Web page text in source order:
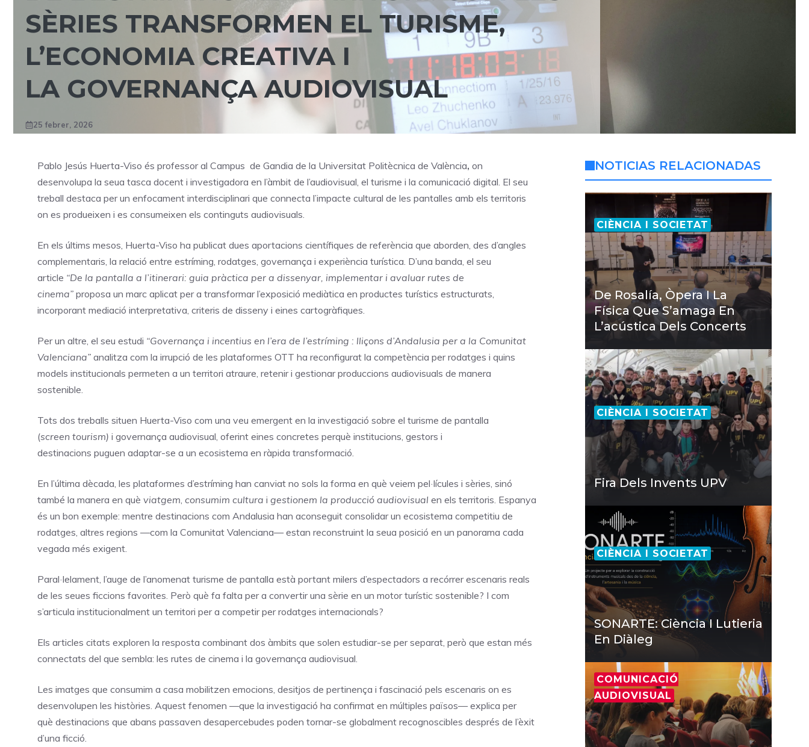
SÈRIES TRANSFORMEN EL TURISME,
L’ECONOMIA CREATIVA I
LA GOVERNANÇA AUDIOVISUAL
25 febrer, 2026
Pablo Jesús Huerta-Viso és professor al Campus de Gandia de la Universitat Politècnica de València, on
desenvolupa la seua tasca docent i investigadora en l’àmbit de l’audiovisual, el turisme i la comunicació digital. El seu
treball destaca per un enfocament interdisciplinari que connecta l’impacte cultural de les pantalles amb els territoris
on es produeixen i es consumeixen els continguts audiovisuals.
En els últims mesos, Huerta-Viso ha publicat dues aportacions científiques de referència que aborden, des d’angles
complementaris, la relació entre estríming, rodatges, governança i experiència turística. D’una banda, el seu
article “De la pantalla a l’itinerari: guia pràctica per a dissenyar, implementar i avaluar rutes de
cinema” proposa un marc aplicat per a transformar l’exposició mediàtica en productes turístics estructurats,
incorporant mediació interpretativa, criteris de disseny i eines cartogràfiques.
Per un altre, el seu estudi “Governança i incentius en l’era de l’estríming : lliçons d’Andalusia per a la Comunitat
Valenciana” analitza com la irrupció de les plataformes OTT ha reconfigurat la competència per rodatges i quins
models institucionals permeten a un territori atraure, retenir i gestionar produccions audiovisuals de manera
sostenible.
Tots dos treballs situen Huerta-Viso com una veu emergent en la investigació sobre el turisme de pantalla
(screen tourism) i governança audiovisual, oferint eines concretes perquè institucions, gestors i
destinacions puguen adaptar-se a un ecosistema en ràpida transformació.
En l’última dècada, les plataformes d’estríming han canviat no sols la forma en què veiem pel·lícules i sèries, sinó
també la manera en què viatgem, consumim cultura i gestionem la producció audiovisual en els territoris. Espanya
és un bon exemple: mentre destinacions com Andalusia han aconseguit consolidar un ecosistema competitiu de
rodatges, altres regions —com la Comunitat Valenciana— estan reconstruint la seua posició en un panorama cada
vegada més exigent.
Paral·lelament, l’auge de l’anomenat turisme de pantalla està portant milers d’espectadors a recórrer escenaris reals
de les seues ficcions favorites. Però què fa falta per a convertir una sèrie en un motor turístic sostenible? I com
s’articula institucionalment un territori per a competir per rodatges internacionals?
Els articles citats exploren la resposta combinant dos àmbits que solen estudiar-se per separat, però que estan més
connectats del que sembla: les rutes de cinema i la governança audiovisual.
Les imatges que consumim a casa mobilitzen emocions, desitjos de pertinença i fascinació pels escenaris on es
desenvolupen les històries. Aquest fenomen —que la investigació ha confirmat en múltiples països— explica per
què destinacions que abans passaven desapercebudes poden tornar-se globalment recognoscibles després de l’èxit
d’una ficció.
NOTICIAS RELACIONADAS
CIÈNCIA I SOCIETAT
De Rosalía, Òpera I La
Física Que S’amaga En
L’acústica Dels Concerts
CIÈNCIA I SOCIETAT
Fira Dels Invents UPV
CIÈNCIA I SOCIETAT
SONARTE: Ciència I Lutieria
En Diàleg
COMUNICACIÓ
AUDIOVISUAL